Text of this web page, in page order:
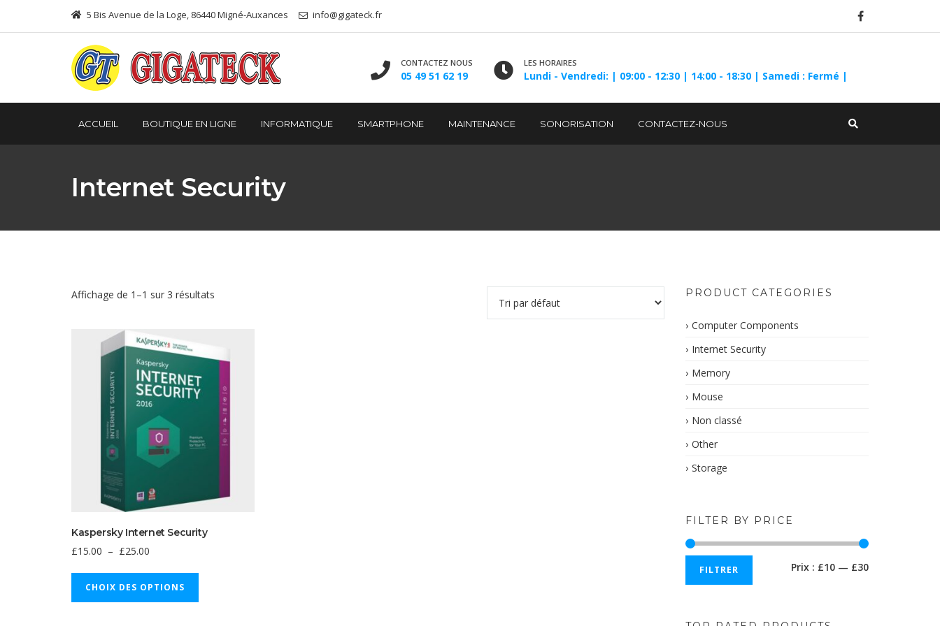
5 Bis Avenue de la Loge, 86440 Migné-Auxances info@gigateck.fr
CONTACTEZ NOUS
05 49 51 62 19
LES HORAIRES
Lundi - Vendredi: | 09:00 - 12:30 | 14:00 - 18:30 | Samedi : Fermé |
ACCUEIL BOUTIQUE EN LIGNE INFORMATIQUE SMARTPHONE MAINTENANCE SONORISATION CONTACTEZ-NOUS
Internet Security
Affichage de 1–1 sur 3 résultats
Kaspersky Internet Security
£15.00 – £25.00
prix :
£15.00
CHOIX DES OPTIONS
Ce
a
PRODUCT CATEGORIES
Computer Components
Internet Security
Memory
Mouse
Non classé
Other
Storage
FILTER BY PRICE
Prix
Prix
FILTRER Prix : £10 — £30